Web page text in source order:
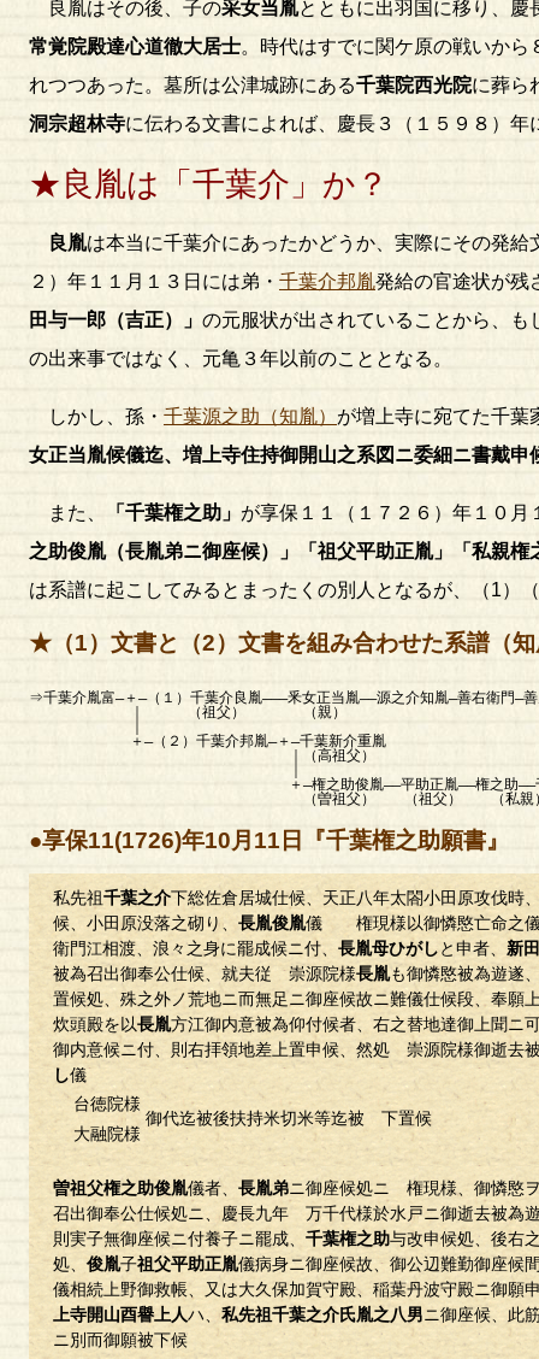
良胤はその後、子の采女当胤とともに出羽国に移り、慶
常覚院殿達心道徹大居士。時代はすでに関ケ原の戦いか
れつつあった。墓所は公津城跡にある千葉院西光院に葬ら
洞宗超林寺に伝わる文書によれば、慶長３（１５９８）年
★良胤は「千葉介」か？
良胤は本当に千葉介にあったかどうか、実際にその発給
２）年１１月１３日には弟・ 千葉介邦胤発給の官途状が残
田与一郎（吉正）」 の元服状が出されていることから、も
の出来事ではなく、元亀３年以前のこととなる。
しかし、孫・ 千葉源之助（知胤） が増上寺に宛てた千葉
女正当胤候儀迄、増上寺住持御開山之系図ニ委細ニ書戴申
また、 「 千葉権之助 」 が享保１１（１７２６）年１０月
之助俊胤（長胤弟ニ御座候）」「祖父平助正胤」「私親権
は系譜に起こしてみるとまったくの別人となるが、（1）
★（1）文書と（2）文書を組み合わせた系譜（
⇒千葉介胤富―＋―（１）千葉介良胤―――釆女正当胤――源之介知胤―善右衛門―
｜ （祖父） （親）
＋―（２）千葉介邦胤―＋―千葉新介重胤
｜（高祖父）
＋―権之助俊胤――平助正胤――権之助――千葉
（曽祖父） （祖父） （私親
●享保11(1726)年10月11日『千葉権之助願書』
私先祖千葉之介下総佐倉居城仕候、天正八年太閤小田原攻伐時
候、小田原没落之砌り、 長胤俊胤儀 権現様以御憐愍亡命之儀
衛門江相渡、浪々之身に罷成候ニ付、 長胤母ひがしと申者、 新
被為召出御奉公仕候、就夫従 崇源院様長胤も御憐愍被為遊遂
置候処、殊之外ノ荒地ニ而無足ニ御座候故ニ難儀仕候段、奉
炊頭殿を以長胤方江御内意被為仰付候者、右之替地達御上聞ニ
御内意候ニ付、則右拝領地差上置申候、然処 崇源院様御逝去
し儀
台徳院様
御代迄被後扶持米切米等迄被 下置候
大融院様
曽祖父権之助俊胤儀者、 長胤弟ニ御座候処ニ 権現様、御憐愍
召出御奉公仕候処ニ、慶長九年 万千代様於水戸ニ御逝去被為
則実子無御座候ニ付養子ニ罷成、 千葉権之助与改申候処、後右
処、俊胤子祖父平助正胤儀病身ニ御座候故、御公辺難勤御座候
儀相続上野御救帳、又は大久保加賀守殿、稲葉丹波守殿ニ御願
上寺開山酉譽上人ハ、私先祖千葉之介氏胤之八男ニ御座候、此
ニ別而御願被下候